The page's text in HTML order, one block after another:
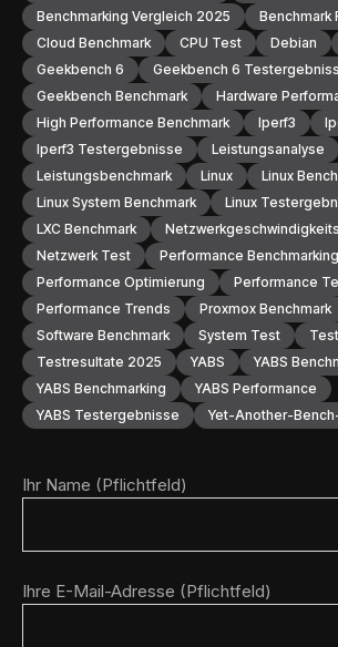
Benchmarking Vergleich 2025
Benchmark
Cloud Benchmark
CPU Test Debian
Geekbench 6
Geekbench 6
Geekbench Benchmark
Hardware
High Performance Benchmark
Iperf3
Iperf3 Testergebnisse
Leistungsanalyse
Leistungsbenchmark
Linux
Linux
Linux System Benchmark
Linux
LXC Benchmark
Netzwerk Test
Performance Benchmarking
Performance Optimierung
Performance
Performance Trends
Proxmox Benchmark
Software Benchmark
System Test
Testresultate 2025
YABS
YABS
YABS Benchmarking
YABS Performance
YABS Testergebnisse
Yet-Another-
Ihr Name (Pflichtfeld)
Ihre E-Mail-Adresse (Pflichtfeld)